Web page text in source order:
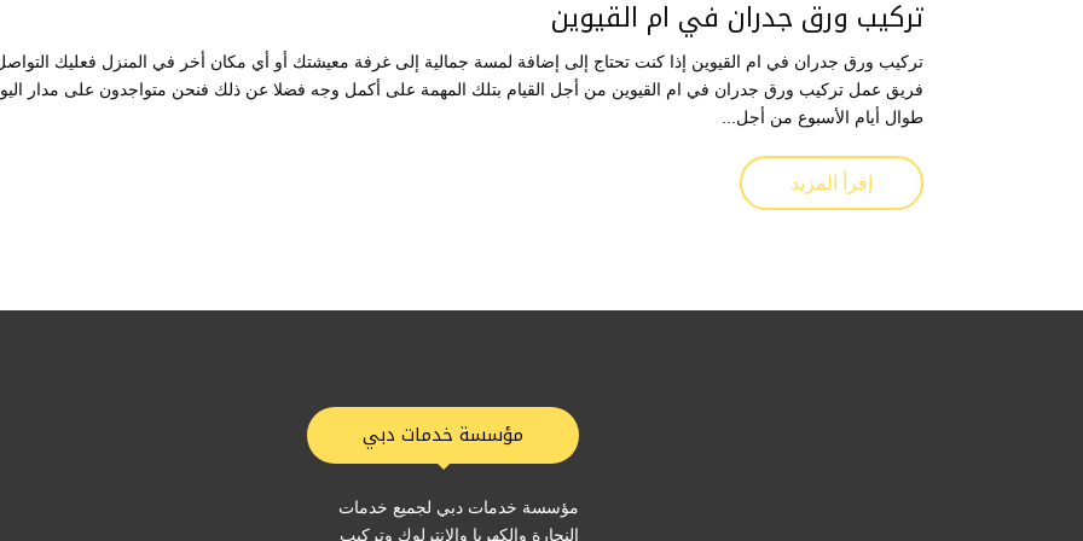
تركيب ورق جدران في ام القيوين
تركيب ورق جدران في ام القيوين إذا كنت تحتاج إلى إضافة لمسة جمالية إلى غرفة معيشتك أو أي مكان أخر في المنزل فعليك
فريق عمل تركيب ورق جدران في ام القيوين من أجل القيام بتلك المهمة على أكمل وجه فضلا عن ذلك فنحن متواجدون على مدار
طوال أيام الأسبوع من أجل...
إقرأ المزيد
مؤسسة خدمات دبي
مؤسسة خدمات دبي لجميع خدمات
النجارة والكهربا والانترلوك وتركيب